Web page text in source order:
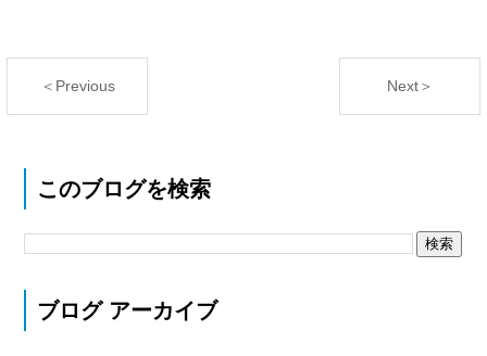
＜Previous Next＞
このブログを検索
ブログ アーカイブ